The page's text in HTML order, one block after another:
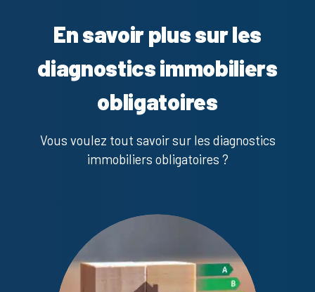
En savoir plus sur les
diagnostics immobiliers
obligatoires
Vous voulez tout savoir sur les diagnostics
immobiliers obligatoires ?